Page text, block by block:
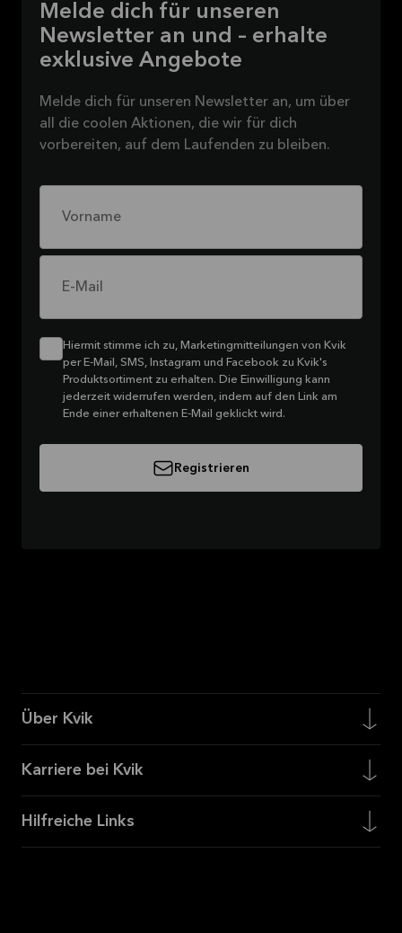
Melde dich für unseren
Newsletter an und – erhalte
exklusive Angebote
Melde dich für unseren Newsletter an, um über
all die coolen Aktionen, die wir für dich
vorbereiten, auf dem Laufenden zu bleiben.
Vorname
E-Mail
Hiermit stimme ich zu, Marketingmitteilungen von Kvik
per E-Mail, SMS, Instagram und Facebook zu Kvik's
Produktsortiment zu erhalten. Die Einwilligung kann
jederzeit widerrufen werden, indem auf den Link am
Ende einer erhaltenen E-Mail geklickt wird.
Registrieren
Über Kvik
Karriere bei Kvik
Hilfreiche Links